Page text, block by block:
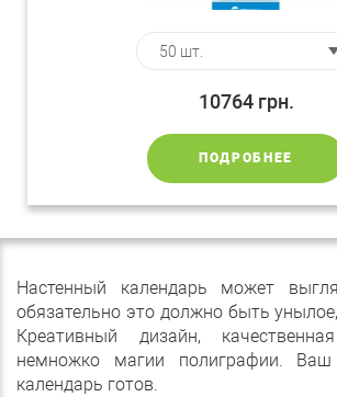
10764 грн.
ПОДРОБНЕЕ
Настенный календарь может
обязательно это должно быть
Креативный дизайн,
немножко магии полиграфии. Ваш
календарь готов.